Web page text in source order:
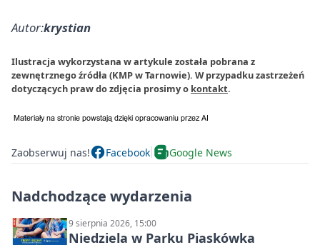
Autor:krystian
Ilustracja wykorzystana w artykule została pobrana z
zewnętrznego źródła (KMP w Tarnowie). W przypadku zastrzeżeń
dotyczących praw do zdjęcia prosimy o kontakt.
Zaobserwuj nas! Facebook Google News
Nadchodzące wydarzenia
9 sierpnia 2026, 15:00
Niedziela w Parku Piaskówka